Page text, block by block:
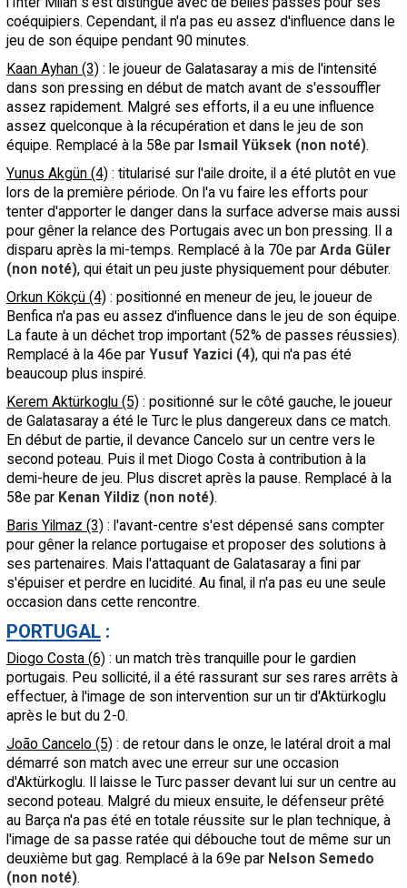
coéquipiers. Cependant, il n'a pas eu assez d'influence dans le
jeu de son équipe pendant 90 minutes.
Kaan Ayhan (3) : le joueur de Galatasaray a mis de l'intensité
dans son pressing en début de match avant de s'essouffler
assez rapidement. Malgré ses efforts, il a eu une influence
assez quelconque à la récupération et dans le jeu de son
équipe. Remplacé à la 58e par Ismail Yüksek (non noté).
Yunus Akgün (4) : titularisé sur l'aile droite, il a été plutôt en vue
lors de la première période. On l'a vu faire les efforts pour
tenter d'apporter le danger dans la surface adverse mais aussi
pour gêner la relance des Portugais avec un bon pressing. Il a
disparu après la mi-temps. Remplacé à la 70e par Arda Güler
(non noté), qui était un peu juste physiquement pour débuter.
Orkun Kökçü (4) : positionné en meneur de jeu, le joueur de
Benfica n'a pas eu assez d'influence dans le jeu de son équipe.
La faute à un déchet trop important (52% de passes réussies).
Remplacé à la 46e par Yusuf Yazici (4), qui n'a pas été
beaucoup plus inspiré.
Kerem Aktürkoglu (5) : positionné sur le côté gauche, le joueur
de Galatasaray a été le Turc le plus dangereux dans ce match.
En début de partie, il devance Cancelo sur un centre vers le
second poteau. Puis il met Diogo Costa à contribution à la
demi-heure de jeu. Plus discret après la pause. Remplacé à la
58e par Kenan Yildiz (non noté).
Baris Yilmaz (3) : l'avant-centre s'est dépensé sans compter
pour gêner la relance portugaise et proposer des solutions à
ses partenaires. Mais l'attaquant de Galatasaray a fini par
s'épuiser et perdre en lucidité. Au final, il n'a pas eu une seule
occasion dans cette rencontre.
PORTUGAL :
Diogo Costa (6) : un match très tranquille pour le gardien
portugais. Peu sollicité, il a été rassurant sur ses rares arrêts à
effectuer, à l'image de son intervention sur un tir d'Aktürkoglu
après le but du 2-0.
João Cancelo (5) : de retour dans le onze, le latéral droit a mal
démarré son match avec une erreur sur une occasion
d'Aktürkoglu. Il laisse le Turc passer devant lui sur un centre au
second poteau. Malgré du mieux ensuite, le défenseur prêté
au Barça n'a pas été en totale réussite sur le plan technique, à
l'image de sa passe ratée qui débouche tout de même sur un
deuxième but gag. Remplacé à la 69e par Nelson Semedo
(non noté).